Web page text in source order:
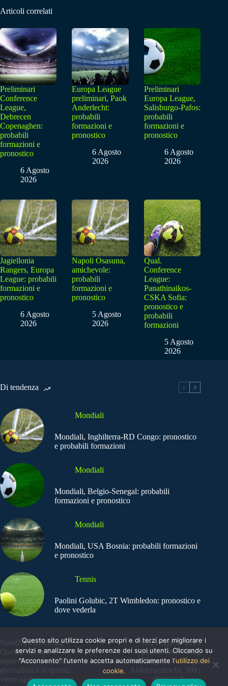
Articoli correlati
Preliminari
Conference
League,
Debrecen
Copenaghen:
probabili
formazioni e
pronostico
6 Agosto
2026
Europa League
preliminari, Paok
Anderlecht:
probabili
formazioni e
pronostico
6 Agosto
2026
Preliminari
Europa League,
Salisburgo-Pafos:
probabili
formazioni e
pronostico
6 Agosto
2026
Jagiellonia
Rangers, Europa
League: probabili
formazioni e
pronostico
6 Agosto
2026
Napoli Osasuna,
amichevole:
probabili
formazioni e
pronostico
5 Agosto
2026
Qual.
Conference
League:
Panathinaikos-
CSKA Sofia:
pronostico e
probabili
formazioni
5 Agosto
2026
Di tendenza
Mondiali
Mondiali, Inghilterra-RD Congo: pronostico
e probabili formazioni
Mondiali
Mondiali, Belgio-Senegal: probabili
formazioni e pronostico
Mondiali
Mondiali, USA Bosnia: probabili formazioni
e pronostico
Tennis
Paolini Golubic, 2T Wimbledon: pronostico e
dove vederla
SportNews.BetFlag -
Questo sito non
rappresenta una testata
giornalistica in quanto
viene aggiornato senza
Copyright © 2025
SportNews BetFlag
Sede Legale: Via degli
Aldobrandeschi, 300 |
00163 | Roma
Questo sito utilizza cookie propri e di terzi per migliorare i
servizi e analizzare le preferenze dei suoi utenti. Cliccando su
"Acconsento" l'utente accetta automaticamente l'utilizzo dei
cookie.